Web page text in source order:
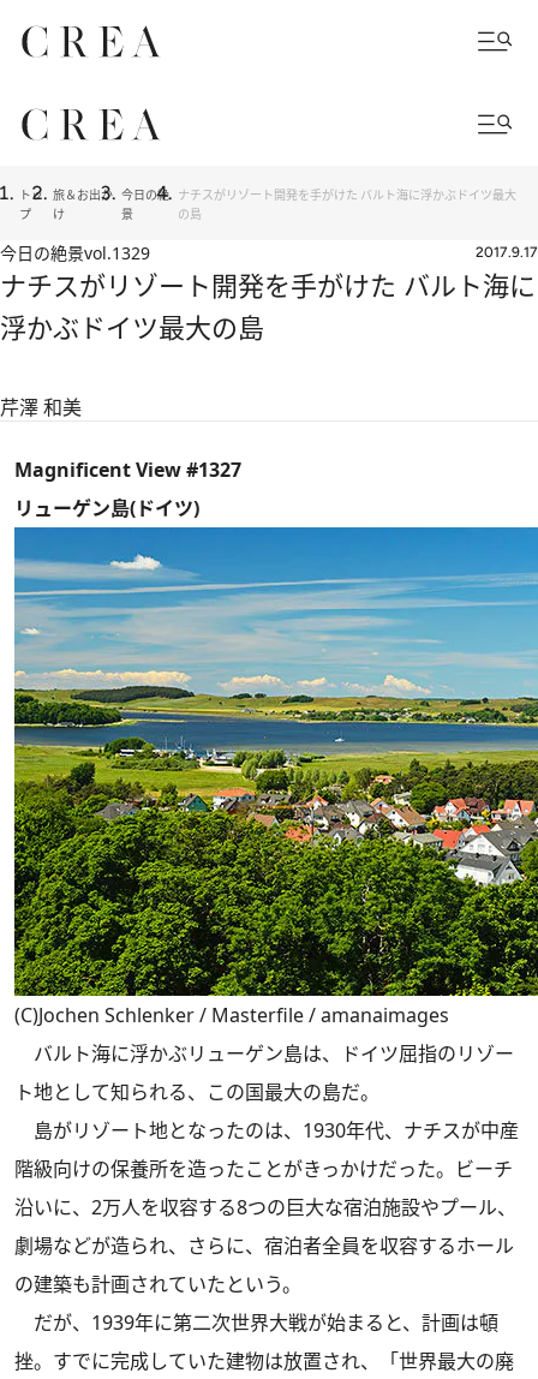
トッ
プ
旅＆お出か
け
今日の絶
景
ナチスがリゾート開発を手がけた バルト海に浮かぶドイツ最大
の島
今日の絶景vol.1329 2017.9.17
ナチスがリゾート開発を手がけた バルト海に
浮かぶドイツ最大の島
芹澤 和美
Magnificent View #1327
リューゲン島(ドイツ)
(C)Jochen Schlenker / Masterfile / amanaimages
バルト海に浮かぶリューゲン島は、ドイツ屈指のリゾー
ト地として知られる、この国最大の島だ。
島がリゾート地となったのは、1930年代、ナチスが中産
階級向けの保養所を造ったことがきっかけだった。ビーチ
沿いに、2万人を収容する8つの巨大な宿泊施設やプール、
劇場などが造られ、さらに、宿泊者全員を収容するホール
の建築も計画されていたという。
だが、1939年に第二次世界大戦が始まると、計画は頓
挫。すでに完成していた建物は放置され、「世界最大の廃